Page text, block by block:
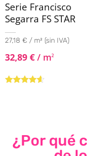
Serie Francisco
Segarra FS STAR
27,18 € / m² (sin IVA)
32,89 € / m2
¿Por qué